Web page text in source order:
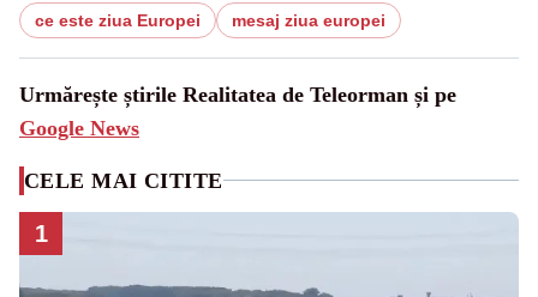
ce este ziua Europei mesaj ziua europei
Urmărește știrile Realitatea de Teleorman și pe
Google News
CELE MAI CITITE
1